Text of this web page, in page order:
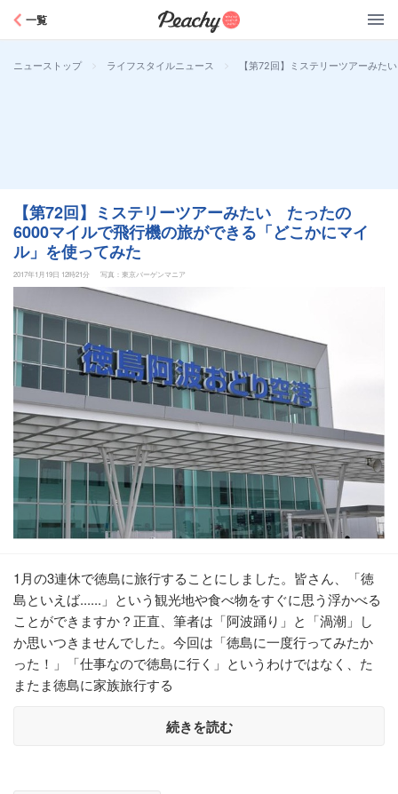
一覧
ニューストップ > ライフスタイルニュース > 【第72回】ミステリーツアーみ
【第72回】ミステリーツアーみたい たったの
6000マイルで飛行機の旅ができる「どこかにマイ
ル」を使ってみた
2017年1月19日 12時21分 写真：東京バーゲンマニア
1月の3連休で徳島に旅行することにしました。皆さん、「徳
島といえば......」という観光地や食べ物をすぐに思う浮かべる
ことができますか？正直、筆者は「阿波踊り」と「渦潮」し
か思いつきませんでした。今回は「徳島に一度行ってみたか
った！」「仕事なので徳島に行く」というわけではなく、た
またま徳島に家族旅行する
続きを読む